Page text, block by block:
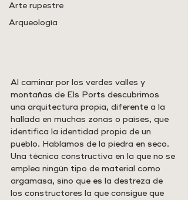
Arte rupestre
Arqueología
Al caminar por los verdes valles y
montañas de Els Ports descubrimos
una arquitectura propia, diferente a la
hallada en muchas zonas o países, que
identifica la identidad propia de un
pueblo. Hablamos de la piedra en seco.
Una técnica constructiva en la que no se
emplea ningún tipo de material como
argamasa, sino que es la destreza de
los constructores la que consigue que